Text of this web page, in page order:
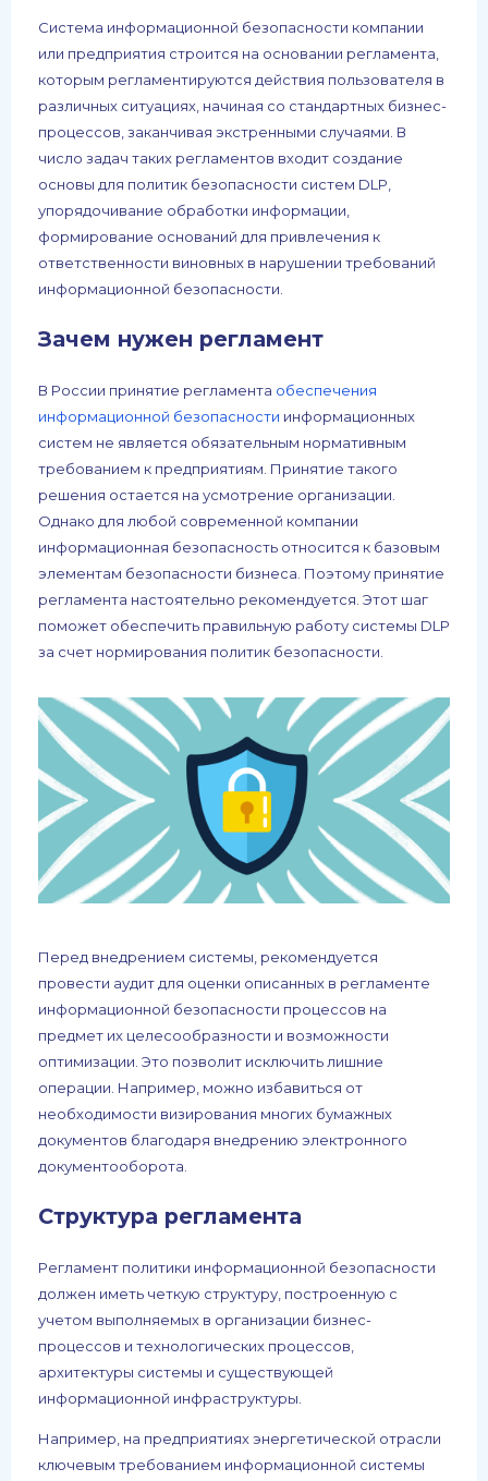
Система информационной безопасности компании
или предприятия строится на основании регламента,
которым регламентируются действия пользователя в
различных ситуациях, начиная со стандартных бизнес-
процессов, заканчивая экстренными случаями. В
число задач таких регламентов входит создание
основы для политик безопасности систем DLP,
упорядочивание обработки информации,
формирование оснований для привлечения к
ответственности виновных в нарушении требований
информационной безопасности.
Зачем нужен регламент
В России принятие регламента обеспечения
информационной безопасности информационных
систем не является обязательным нормативным
требованием к предприятиям. Принятие такого
решения остается на усмотрение организации.
Однако для любой современной компании
информационная безопасность относится к базовым
элементам безопасности бизнеса. Поэтому принятие
регламента настоятельно рекомендуется. Этот шаг
поможет обеспечить правильную работу системы DLP
за счет нормирования политик безопасности.
Перед внедрением системы, рекомендуется
провести аудит для оценки описанных в регламенте
информационной безопасности процессов на
предмет их целесообразности и возможности
оптимизации. Это позволит исключить лишние
операции. Например, можно избавиться от
необходимости визирования многих бумажных
документов благодаря внедрению электронного
документооборота.
Структура регламента
Регламент политики информационной безопасности
должен иметь четкую структуру, построенную с
учетом выполняемых в организации бизнес-
процессов и технологических процессов,
архитектуры системы и существующей
информационной инфраструктуры.
Например, на предприятиях энергетической отрасли
ключевым требованием информационной системы